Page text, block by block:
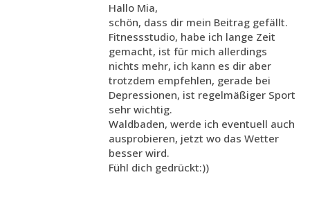
Hallo Mia,
schön, dass dir mein Beitrag gefällt.
Fitnessstudio, habe ich lange Zeit
gemacht, ist für mich allerdings
nichts mehr, ich kann es dir aber
trotzdem empfehlen, gerade bei
Depressionen, ist regelmäßiger Sport
sehr wichtig.
Waldbaden, werde ich eventuell auch
ausprobieren, jetzt wo das Wetter
besser wird.
Fühl dich gedrückt:))